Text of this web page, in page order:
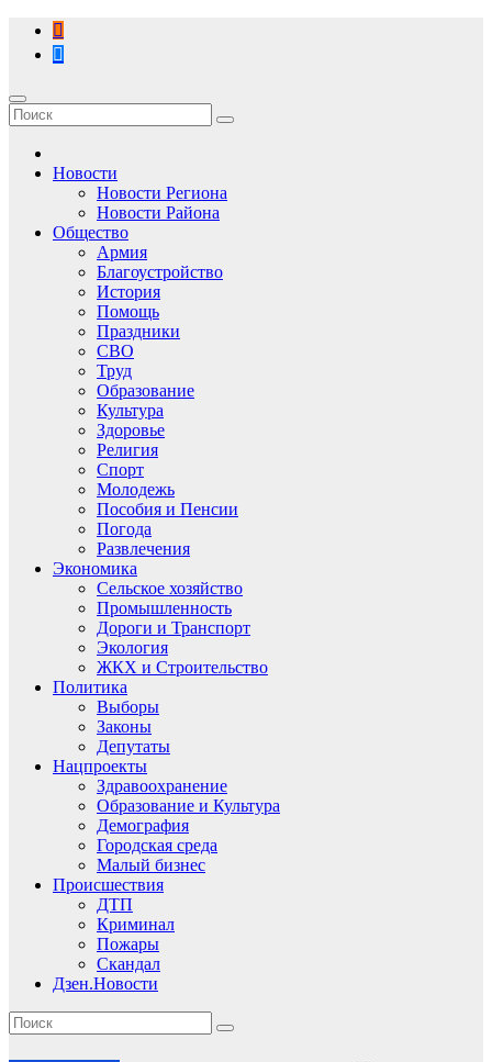
Перейти
содержимому
Новости
Новости Региона
Новости Района
Общество
Армия
Благоустройство
История
Помощь
Праздники
СВО
Труд
Образование
Культура
Здоровье
Религия
Спорт
Молодежь
Пособия и Пенсии
Погода
Развлечения
Экономика
Сельское хозяйство
Промышленность
Дороги и Транспорт
Экология
ЖКХ и Строительство
Политика
Выборы
Законы
Депутаты
Нацпроекты
Здравоохранение
Образование и Культура
Демография
Городская среда
Малый бизнес
Происшествия
ДТП
Криминал
Пожары
Скандал
Дзен.Новости